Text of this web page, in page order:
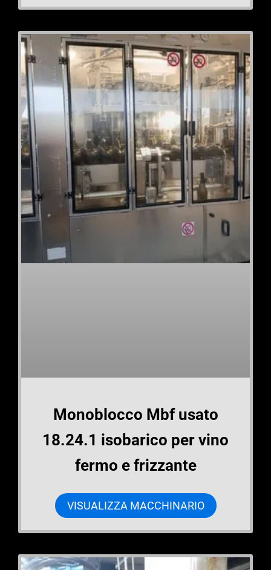
Monoblocco Mbf usato
18.24.1 isobarico per vino
fermo e frizzante
VISUALIZZA MACCHINARIO